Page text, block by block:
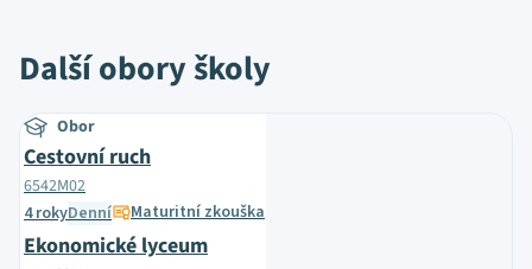
Další obory školy
Obor
Cestovní ruch
6542M02
4 rokyDenní Maturitní zkouška
Ekonomické lyceum